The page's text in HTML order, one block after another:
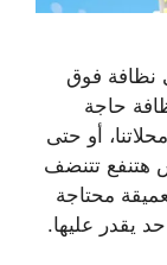
نظافة فوق
حاجة
أو حتى
هتنفع تتنضف
محتاجة
يقدر عليها.